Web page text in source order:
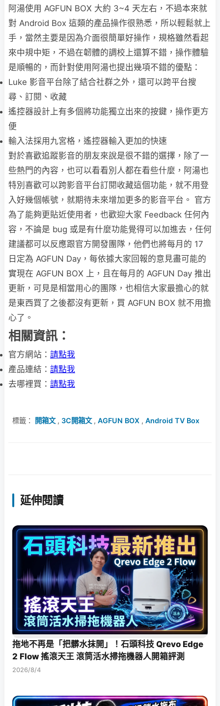
阿湯使用 AGFUN BOX 大約 3~4 天左右，不過本來就
對 Android Box 這類的產品操作很熟悉，所以輕鬆就上
手，當然主要是因為介面很簡單好操作，規格雖然看起
來中規中矩，不過在韌體的調校上還算不錯，操作體驗
是順暢的，而針對使用阿湯也提出幾項不錯的優點：
Luke 影音平台除了結合社群之外，還可以跨平台搜
尋、訂閱、收藏
遙控器設計上有多個將功能獨立出來的按鍵，操作更方
便
輸入法採用九宮格，遙控器輸入更加的快速
對於喜歡追蹤影音的朋友來說是很不錯的選擇，除了一
些熱門的內容，也可以看看別人都在看些什麼，阿湯也
特別喜歡可以跨影音平台訂閱收藏這個功能，就不用登
入好幾個帳號，就期待未來增加更多的影音平台。 官方
為了能夠更貼近使用者，也歡迎大家 Feedback 任何內
容，不論是 bug 或是有什麼功能覺得可以加進去，任何
建議都可以反應跟官方開發團隊，他們也將每月的 17
日定為 AGFUN Day，每依據大家回報的意見盡可能的
實現在 AGFUN BOX 上，且在每月的 AGFUN Day 推出
更新，可見是相當用心的團隊，也相信大家最擔心的就
是東西買了之後都沒有更新，買 AGFUN BOX 就不用擔
心了。
相關資訊：
官方網站： 請點我
產品連結： 請點我
去哪裡買： 請點我
標籤： 開箱文, 3C開箱文, AGFUN BOX , Android TV Box
延伸閱讀
拖地不再是「把髒水抹開」！石頭科技 Qrevo Edge
2 Flow 搖滾天王 滾筒活水掃拖機器人開箱評測
2026/8/4